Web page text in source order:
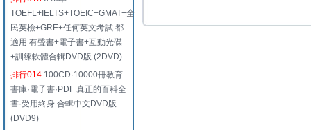
TOEFL+IELTS+TOEIC+GMAT+全
民英檢+GRE+任何英文考試 都
適用 有聲書+電子書+互動光碟
+訓練軟體合輯DVD版 (2DVD)
排行014 100CD·10000冊教育
書庫·電子書·PDF 真正的百科全
書·受用終身 合輯中文DVD版
(DVD9)